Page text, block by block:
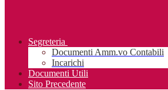
Segreteria
Documenti Amm.vo Contabili
Incarichi
Documenti Utili
Sito Precedente